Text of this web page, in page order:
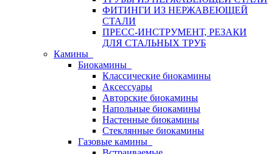
ФИТИНГИ ИЗ НЕРЖАВЕЮЩЕЙ
СТАЛИ
ПРЕСС-ИНСТРУМЕНТ, РЕЗАКИ
ДЛЯ СТАЛЬНЫХ ТРУБ
Камины
Биокамины
Классические биокамины
Аксессуары
Авторские биокамины
Напольные биокамины
Настенные биокамины
Стеклянные биокамины
Газовые камины